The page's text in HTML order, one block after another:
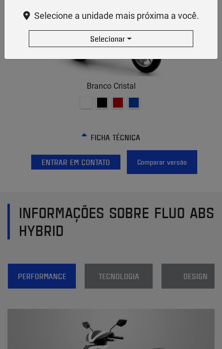
Branco Cristal
FICHA TÉCNICA
ENTRAR EM CONTATO Comparar versão
INFORMAÇÕES SOBRE FLUO ABS
HYBRID
PERFORMANCE TECNOLOGIA DESIGN
Selecione a unidade mais próxima a você.
Selecionar